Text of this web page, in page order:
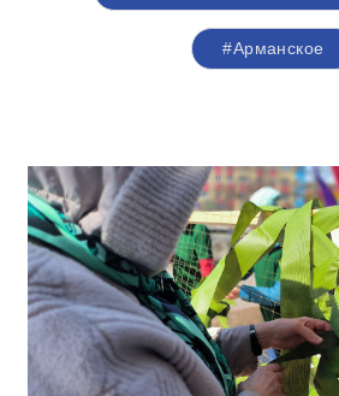
#Арманское